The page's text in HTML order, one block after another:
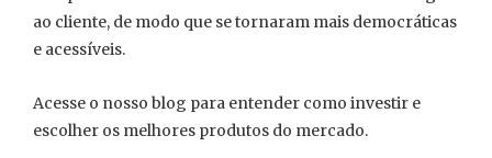
ao cliente, de modo que se tornaram mais democráticas
e acessíveis.
Acesse o nosso blog para entender como investir e
escolher os melhores produtos do mercado.